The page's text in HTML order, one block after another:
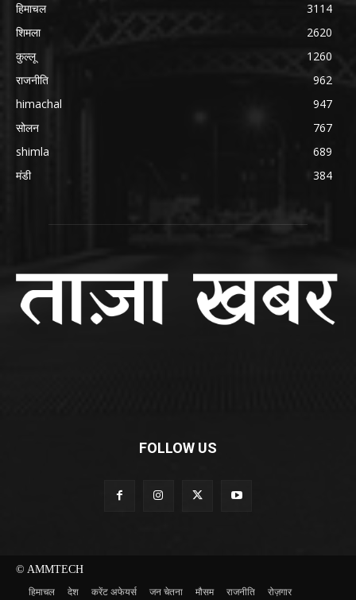
हिमाचल
3114
शिमला
2620
कुल्लू
1260
राजनीति
962
himachal
947
सोलन
767
shimla
689
मंडी
384
FOLLOW US
© AMMTECH
हिमाचल देश करेंट अफेयर्स जन चेतना मौसम राजनीति रोज़गार